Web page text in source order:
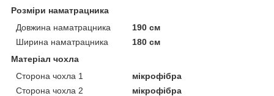
Розміри наматрацника
Довжина наматрацника
190 см
Ширина наматрацника
180 см
Матеріал чохла
Сторона чохла 1
мікрофібра
Сторона чохла 2
мікрофібра